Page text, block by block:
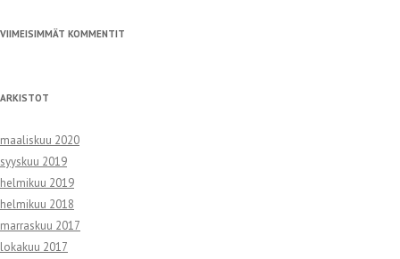
VIIMEISIMMÄT KOMMENTIT
ARKISTOT
maaliskuu 2020
syyskuu 2019
helmikuu 2019
helmikuu 2018
marraskuu 2017
lokakuu 2017